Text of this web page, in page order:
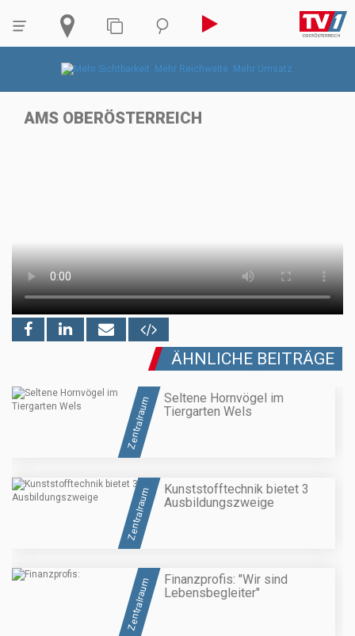
AMS OBERÖSTERREICH
ÄHNLICHE BEITRÄGE
Zentralraum
Seltene Hornvögel im
Tiergarten Wels
Zentralraum
Kunststofftechnik bietet 3
Ausbildungszweige
Zentralraum
Finanzprofis: "Wir sind
Lebensbegleiter"